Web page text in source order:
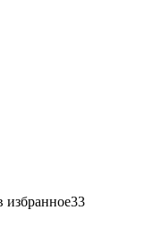
избранное33